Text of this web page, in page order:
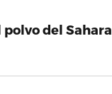
del Sahara